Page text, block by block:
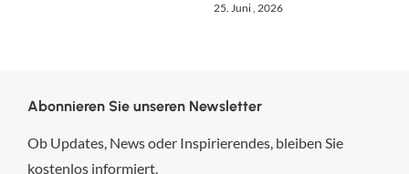
25. Juni , 2026
Abonnieren Sie unseren Newsletter
Ob Updates, News oder Inspirierendes, bleiben Sie
kostenlos informiert.